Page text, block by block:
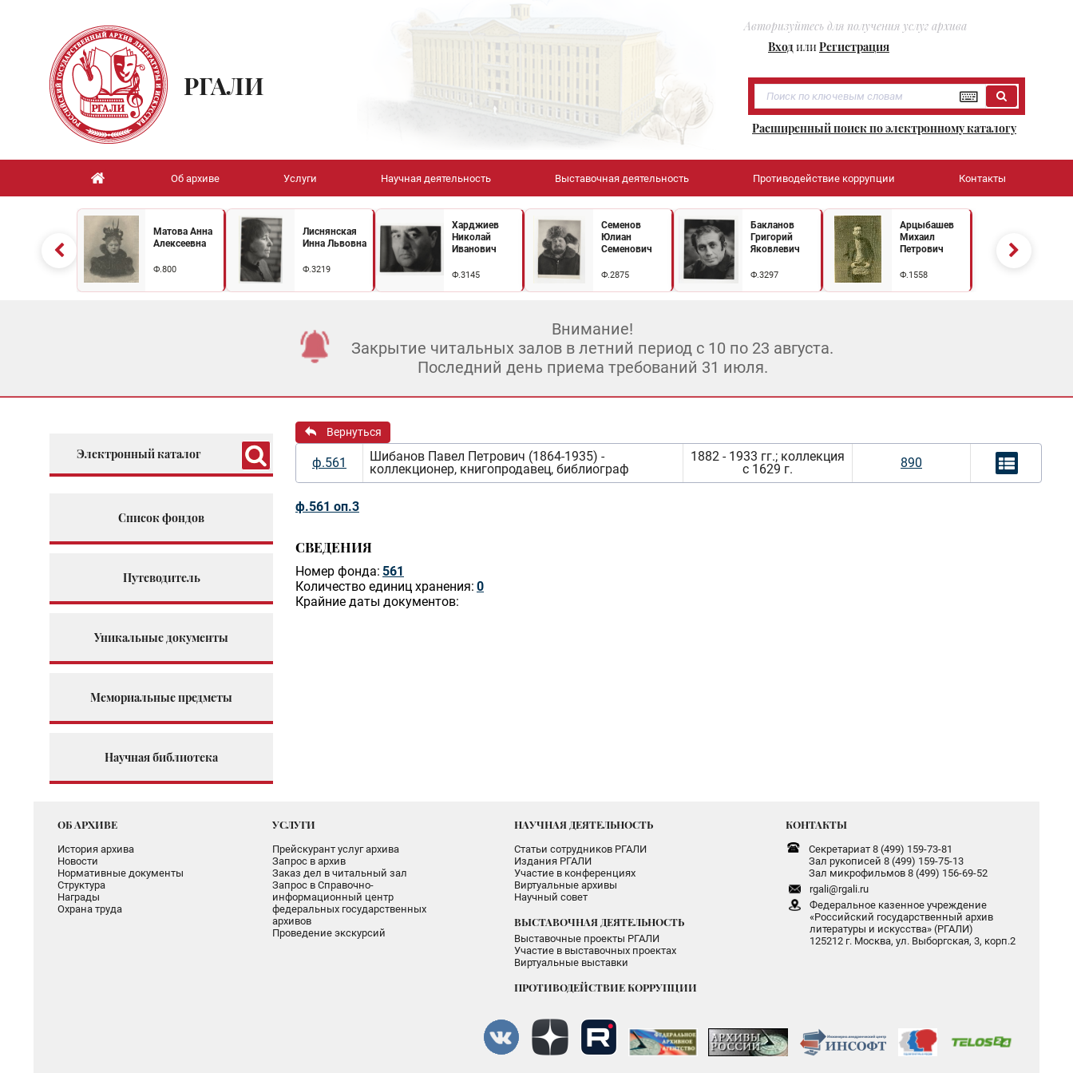
Авторизуйтесь для получения услуг архива
ВходилиРегистрация
РГАЛИ
Расширенный поиск по электронному каталогу
Об архиве Услуги Научная деятельность Выставочная деятельность Противодействие коррупции Контакты
Матова Анна
Алексеевна
Ф.800
Лиснянская
Инна Львовна
Ф.3219
Харджиев
Николай
Иванович
Ф.3145
Семенов
Юлиан
Семенович
Ф.2875
Бакланов
Григорий
Яковлевич
Ф.3297
Арцыбашев
Михаил
Петрович
Ф.1558
Внимание!
Закрытие читальных залов в летний период с 10 по 23 августа.
Последний день приема требований 31 июля.
Электронный каталог
Список фондов
Путеводитель
Уникальные документы
Мемориальные предметы
Научная библиотека
Вернуться
ф.561
Шибанов Павел Петрович (1864-1935) -
коллекционер, книгопродавец, библиограф
1882 - 1933 гг.; коллекция
с 1629 г.
890
ф.561 оп.3
СВЕДЕНИЯ
Номер фонда: 561
Количество единиц хранения: 0
Крайние даты документов:
ОБ АРХИВЕ
История архива
Новости
Нормативные документы
Структура
Награды
Охрана труда
УСЛУГИ
Прейскурант услуг архива
Запрос в архив
Заказ дел в читальный зал
Запрос в Справочно-
информационный центр
федеральных государственных
архивов
Проведение экскурсий
НАУЧНАЯ ДЕЯТЕЛЬНОСТЬ
Статьи сотрудников РГАЛИ
Издания РГАЛИ
Участие в конференциях
Виртуальные архивы
Научный совет
ВЫСТАВОЧНАЯ ДЕЯТЕЛЬНОСТЬ
Выставочные проекты РГАЛИ
Участие в выставочных проектах
Виртуальные выставки
ПРОТИВОДЕЙСТВИЕ КОРРУПЦИИ
КОНТАКТЫ
Секретариат 8 (499) 159-73-81
Зал рукописей 8 (499) 159-75-13
Зал микрофильмов 8 (499) 156-69-52
rgali@rgali.ru
Федеральное казенное учреждение
«Российский государственный архив
литературы и искусства» (РГАЛИ)
125212 г. Москва, ул. Выборгская, 3, корп.2